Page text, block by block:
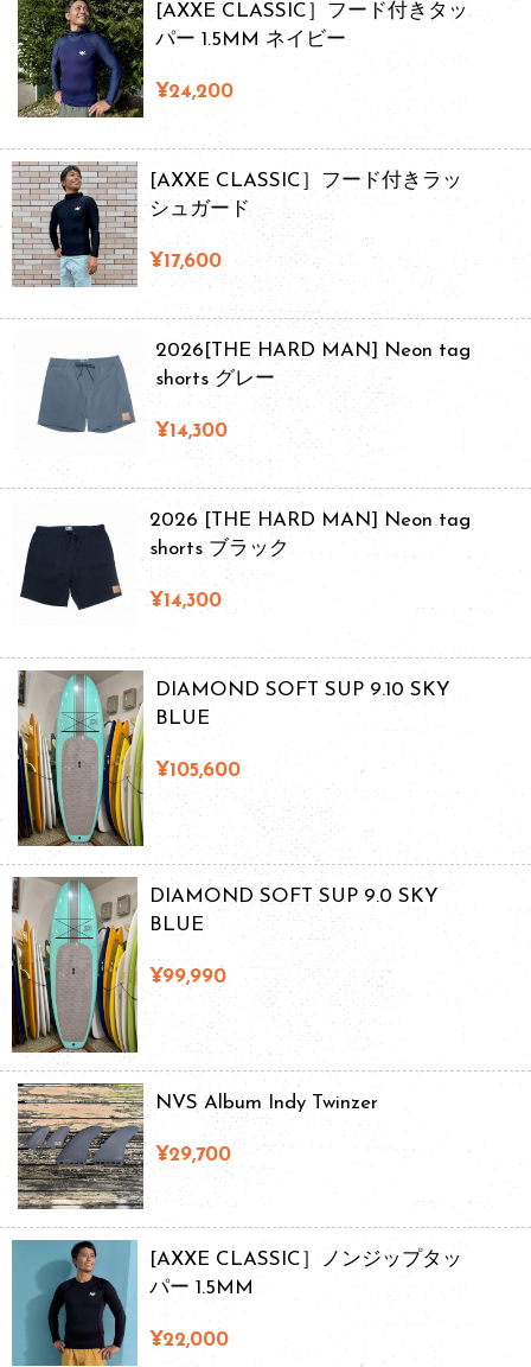
[AXXE CLASSIC］フード付きタッ
パー 1.5MM ネイビー
¥24,200
[AXXE CLASSIC］フード付きラッ
シュガード
¥17,600
2026[THE HARD MAN] Neon tag
shorts グレー
¥14,300
2026 [THE HARD MAN] Neon tag
shorts ブラック
¥14,300
DIAMOND SOFT SUP 9.10 SKY
BLUE
¥105,600
DIAMOND SOFT SUP 9.0 SKY
BLUE
¥99,990
NVS Album Indy Twinzer
¥29,700
[AXXE CLASSIC］ノンジップタッ
パー 1.5MM
¥22,000